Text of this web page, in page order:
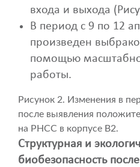
входа и выхода
В период с 9 по 12
произведен
помощью
работы.
Рисунок 2. Изменения в
после выявления
на PHCC в корпусе B2.
Структурная и
биобезопасность